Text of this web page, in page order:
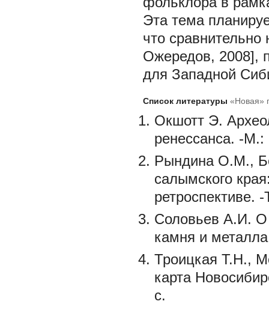
Эта тема
что
Ожередов, 2008],
для Западной
Список литературы «Новая»
Окшотт Э.
ренессанса. -
Рындина О.М.,
салымского
ретроспективе.
Соловьев А.И. О
камня и
Троицкая Т.Н.,
карта
с.